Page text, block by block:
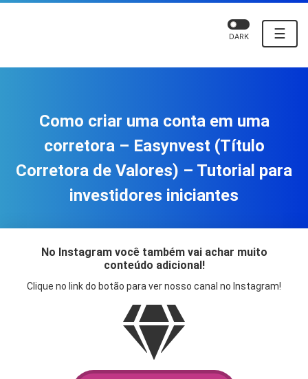
☰
DARK
Como criar uma conta em uma
corretora – Easynvest (Título
Corretora de Valores) – Tutorial para
investidores iniciantes
No Instagram você também vai achar muito
conteúdo adicional!
Clique no link do botão para ver nosso canal no Instagram!